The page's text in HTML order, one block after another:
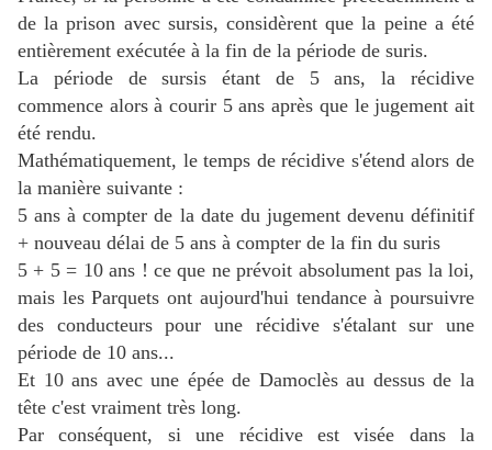
de la prison avec sursis, considèrent que la peine a été
entièrement exécutée à la fin de la période de suris.
La période de sursis étant de 5 ans, la récidive
commence alors à courir 5 ans après que le jugement ait
été rendu.
Mathématiquement, le temps de récidive s'étend alors de
la manière suivante :
5 ans à compter de la date du jugement devenu définitif
+ nouveau délai de 5 ans à compter de la fin du suris
5 + 5 = 10 ans ! ce que ne prévoit absolument pas la loi,
mais les Parquets ont aujourd'hui tendance à poursuivre
des conducteurs pour une récidive s'étalant sur une
période de 10 ans...
Et 10 ans avec une épée de Damoclès au dessus de la
tête c'est vraiment très long.
Par conséquent, si une récidive est visée dans la